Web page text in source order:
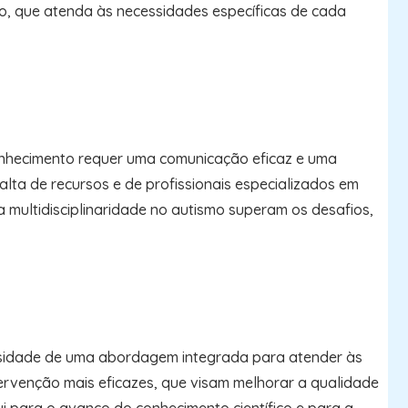
que atenda às necessidades específicas de cada
requer uma comunicação eficaz e uma
de recursos e de profissionais especializados em
no autismo superam os desafios,
de uma abordagem integrada para atender às
mais eficazes, que visam melhorar a qualidade